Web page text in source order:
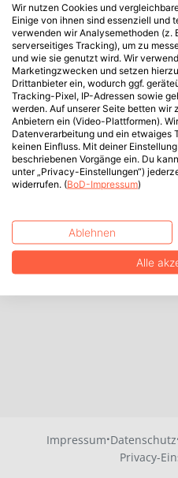
Impressum·Datenschutz
Privacy-
Wir nutzen Cookies und
Einige von ihnen sind essenziell und
verwenden wir Analysemethoden (z.
serverseitiges Tracking), um zu
und wie sie genutzt wird. Wir
Marketingzwecken und setzen
Drittanbieter ein, wodurch ggf.
Tracking-Pixel, IP-Adressen sowie
werden. Auf unserer Seite betten wir
Anbietern ein (Video-Plattformen).
Datenverarbeitung und ein etwaiges
keinen Einfluss. Mit deiner
beschriebenen Vorgänge ein. Du
unter „Privacy-Einstellungen“)
widerrufen. (BoD-Impressum)
Ablehnen
Alle